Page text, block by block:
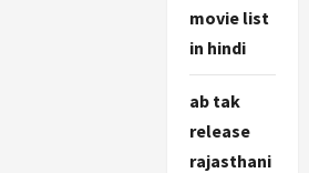
movie list
in hindi
ab tak
release
rajasthani